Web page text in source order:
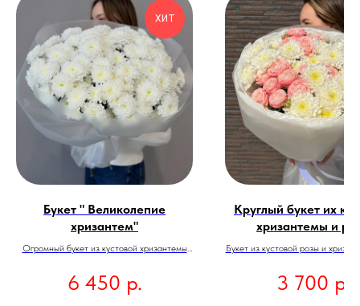
ХИТ
Букет " Великолепие
хризантем"
Огромный букет из кустовой хризантемы
белоснежные цветы образуют
впечатляющую композицию. которая станет
6 450 р.
Круглый букет их
хризантемы и
Букет из кустовой розы и
красоту, нежность и
идеально подходит для
3 700 р.